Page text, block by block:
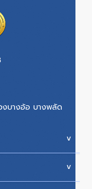
บางอ้อ บางพลัด